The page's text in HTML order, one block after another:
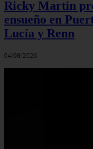
Ricky Martin
ensueño en
Lucía y Renn
04/08/2026